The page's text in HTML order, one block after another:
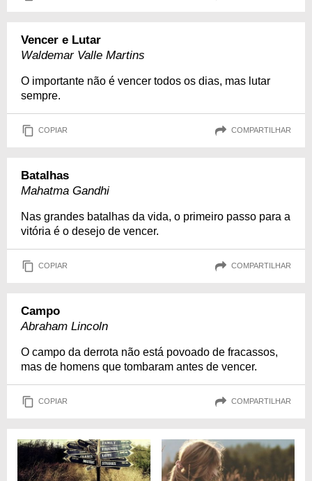
Vencer e Lutar
Waldemar Valle Martins
O importante não é vencer todos os dias, mas lutar
sempre.
COPIAR COMPARTILHAR
Batalhas
Mahatma Gandhi
Nas grandes batalhas da vida, o primeiro passo para a
vitória é o desejo de vencer.
COPIAR COMPARTILHAR
Campo
Abraham Lincoln
O campo da derrota não está povoado de fracassos,
mas de homens que tombaram antes de vencer.
COPIAR COMPARTILHAR